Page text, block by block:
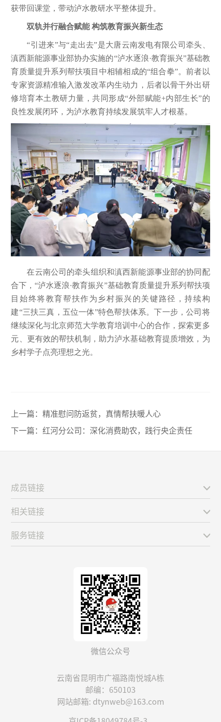
获带回课堂，带动泸水教研水平整体提升。
双轨并行融合赋能 构筑教育振兴新生态
“引进来”与“走出去”是大唐云南发电有限公司牵头、
滇西新能源事业部协办实施的“泸水逐浪·教育振兴”基础教
育质量提升系列帮扶项目中相辅相成的“组合拳”。前者以
专家资源精准输入激发改革内生动力，后者以骨干外出研
修培育本土教研力量，共同形成“外部赋能+内部生长”的
良性发展闭环，为泸水教育持续发展筑牢人才根基。
在云南公司的牵头组织和滇西新能源事业部的协同配
合下，“泸水逐浪·教育振兴”基础教育质量提升系列帮扶项
目始终将教育帮扶作为乡村振兴的关键路径，持续构
建“三扶三真，五位一体”特色帮扶体系。下一步，公司将
继续深化与北京师范大学教育培训中心的合作，探索更多
元、更有效的帮扶机制，助力泸水基础教育提质增效，为
乡村学子点亮理想之光。
上一篇：精准慰问防返贫，真情帮扶暖人心
下一篇：红河分公司：深化消费助农，践行央企责任
微信公众号
云南省昆明市广福路南悦城A栋
邮编：650103
网站邮箱: dtynweb@163.com
成员链接
相关链接
服务链接